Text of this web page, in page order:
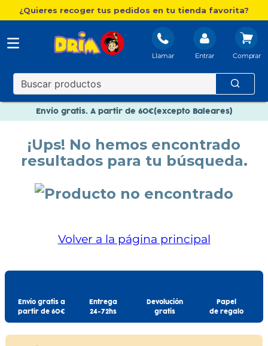
¿Quieres recoger tus pedidos en tu tienda favorita?
Llamar Entrar
Envío gratis. A partir de 60€(excepto Baleares)
Nuevo catálogo Aire Libre
Paga en 3 plazos sin intereses
¡Ups! No hemos encontrado
resultados para tu búsqueda.
Volver a la página principal
Envío gratis a
partir de 60€
Entrega
24-72hs
Devolución
gratis
Papel
de regalo